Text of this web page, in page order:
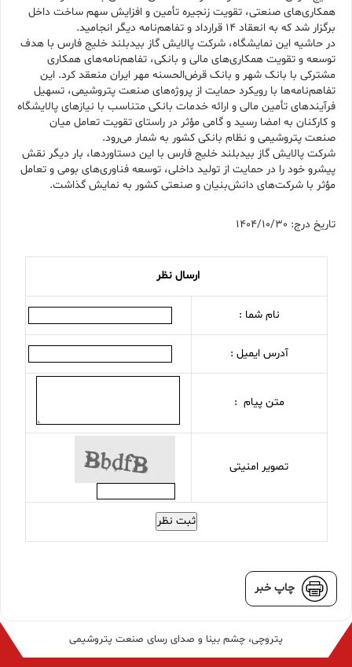
همکاری‌های صنعتی، تقویت زنجیره تأمین و افزایش سهم ساخت داخل
برگزار شد که به انعقاد ۱۴ قرارداد و تفاهم‌نامه دیگر انجامید.
در حاشیه این نمایشگاه، شرکت پالایش گاز بیدبلند خلیج فارس با هدف
توسعه و تقویت همکاری‌های مالی و بانکی، تفاهم‌نامه‌های همکاری
مشترکی با بانک شهر و بانک قرض‌الحسنه مهر ایران منعقد کرد. این
تفاهم‌نامه‌ها با رویکرد حمایت از پروژه‌های صنعت پتروشیمی، تسهیل
فرآیندهای تأمین مالی و ارائه خدمات بانکی متناسب با نیازهای پالایشگاه
و کارکنان به امضا رسید و گامی مؤثر در راستای تقویت تعامل میان
صنعت پتروشیمی و نظام بانکی کشور به شمار می‌رود.
شرکت پالایش گاز بیدبلند خلیج فارس با این دستاوردها، بار دیگر نقش
پیشرو خود را در حمایت از تولید داخلی، توسعه فناوری‌های بومی و تعامل
مؤثر با شرکت‌های دانش‌بنیان و صنعتی کشور به نمایش گذاشت.
تاریخ درج: 1404/10/30
ارسال نظر
نام شما :
آدرس ایمیل :
متن پیام :
تصویر امنیتی
ثبت نظر
چاپ خبر
پتروچی، چشم بینا و صدای رسای صنعت پتروشیمی